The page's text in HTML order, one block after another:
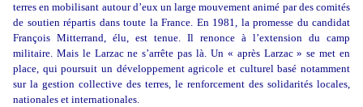
terres en mobilisant autour d’eux un large mouvement animé par des comités
de soutien répartis dans toute la France. En 1981, la promesse du candidat
François Mitterrand, élu, est tenue. Il renonce à l’extension du camp
militaire. Mais le Larzac ne s’arrête pas là. Un « après Larzac » se met en
place, qui poursuit un développement agricole et culturel basé notamment
sur la gestion collective des terres, le renforcement des solidarités locales,
nationales et internationales.